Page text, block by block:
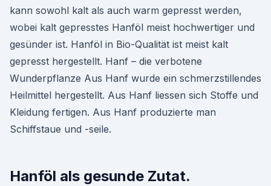
kann sowohl kalt als auch warm gepresst werden,
wobei kalt gepresstes Hanföl meist hochwertiger und
gesünder ist. Hanföl in Bio-Qualität ist meist kalt
gepresst hergestellt. Hanf – die verbotene
Wunderpflanze Aus Hanf wurde ein schmerzstillendes
Heilmittel hergestellt. Aus Hanf liessen sich Stoffe und
Kleidung fertigen. Aus Hanf produzierte man
Schiffstaue und -seile.
Hanföl als gesunde Zutat.